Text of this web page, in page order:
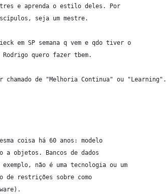
e aprenda o estilo deles. Por
seja um mestre.
em SP semana q vem e qdo tiver o
Rodrigo quero fazer tbem.
chamado de "Melhoria Continua" ou "Learning".
coisa há 60 anos: modelo
a objetos. Bancos de dados
não é uma tecnologia ou um
de restrições sobre como